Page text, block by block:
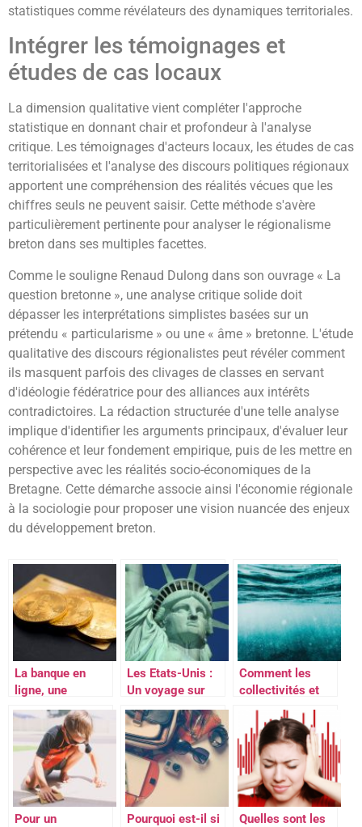
statistiques comme révélateurs des dynamiques territoriales.
Intégrer les témoignages et
études de cas locaux
La dimension qualitative vient compléter l'approche
statistique en donnant chair et profondeur à l'analyse
critique. Les témoignages d'acteurs locaux, les études de cas
territorialisées et l'analyse des discours politiques régionaux
apportent une compréhension des réalités vécues que les
chiffres seuls ne peuvent saisir. Cette méthode s'avère
particulièrement pertinente pour analyser le régionalisme
breton dans ses multiples facettes.
Comme le souligne Renaud Dulong dans son ouvrage « La
question bretonne », une analyse critique solide doit
dépasser les interprétations simplistes basées sur un
prétendu « particularisme » ou une « âme » bretonne. L'étude
qualitative des discours régionalistes peut révéler comment
ils masquent parfois des clivages de classes en servant
d'idéologie fédératrice pour des alliances aux intérêts
contradictoires. La rédaction structurée d'une telle analyse
implique d'identifier les arguments principaux, d'évaluer leur
cohérence et leur fondement empirique, puis de les mettre en
perspective avec les réalités socio-économiques de la
Bretagne. Cette démarche associe ainsi l'économie régionale
à la sociologie pour proposer une vision nuancée des enjeux
du développement breton.
La banque en
ligne, une
alternative
intéressante pour
tous
Les Etats-Unis :
Un voyage sur
mesure
Comment les
collectivités et
les territoires
peuvent gérer
l’eau durablement
?
Pour un
Pourquoi est-il si
Quelles sont les